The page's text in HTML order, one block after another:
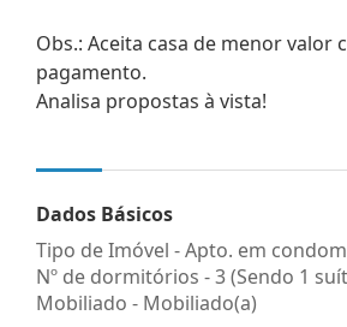
Obs.: Aceita casa de menor valor
pagamento.
Analisa propostas à vista!
Dados Básicos
Tipo de Imóvel - Apto. em
Nº de dormitórios - 3 (Sendo 1
Mobiliado - Mobiliado(a)